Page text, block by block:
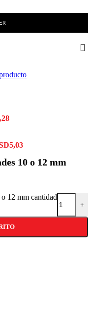
5,03
10 o 12 mm
12 mm cantidad
+